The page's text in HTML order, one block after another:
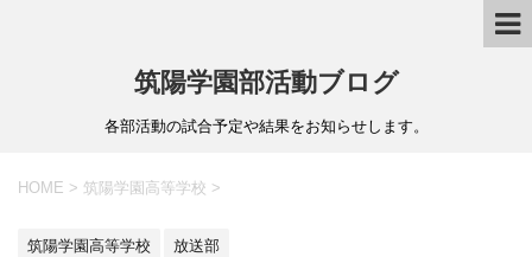
筑陽学園部活動ブログ
各部活動の試合予定や結果をお知らせします。
HOME > 筑陽学園高等学校 >
筑陽学園高等学校 放送部